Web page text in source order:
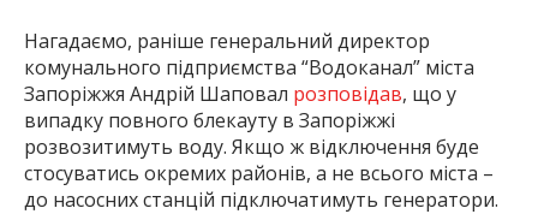
Нагадаємо, раніше генеральний директор
комунального підприємства “Водоканал” міста
Запоріжжя Андрій Шаповал розповідав, що у
випадку повного блекауту в Запоріжжі
розвозитимуть воду. Якщо ж відключення буде
стосуватись окремих районів, а не всього міста –
до насосних станцій підключатимуть генератори.